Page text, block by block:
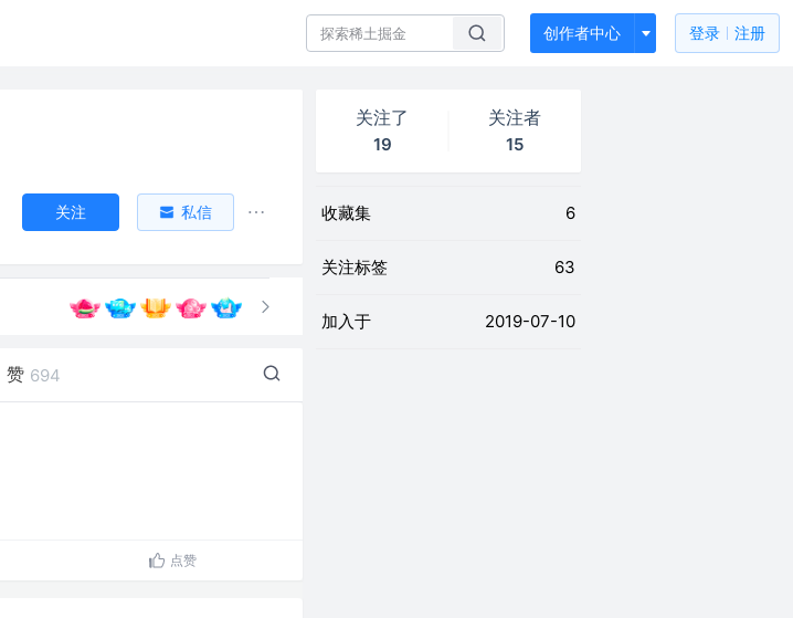
创作者中心 登录 注册
关注 私信
赞 694
点赞
关注了
19
关注者
15
收藏集 6
关注标签 63
加入于 2019-07-10